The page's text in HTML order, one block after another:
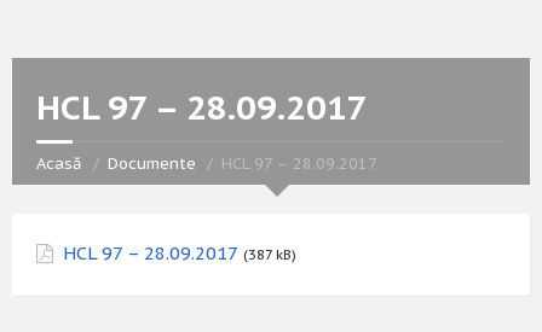
HCL 97 – 28.09.2017
Acasă Documente HCL 97 – 28.09.2017
HCL 97 – 28.09.2017 (387 kB)